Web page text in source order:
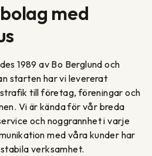
med
1989 av Bo Berglund och
starten har vi levererat
till företag, föreningar och
Vi är kända för vår breda
och noggrannhet i varje
med våra kunder har
verksamhet.